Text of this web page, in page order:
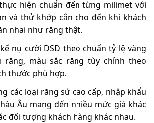
hiện chuẩn đến từng milimet với
và thử khớp cắn cho đến khi khách
nhai như răng thật.
nụ cười DSD theo chuẩn tỷ lệ vàng
răng, màu sắc răng tùy chỉnh theo
thước phù hợp.
các loại răng sứ cao cấp, nhập khẩu
Âu mang đến nhiều mức giá khác
đối tượng khách hàng khác nhau.